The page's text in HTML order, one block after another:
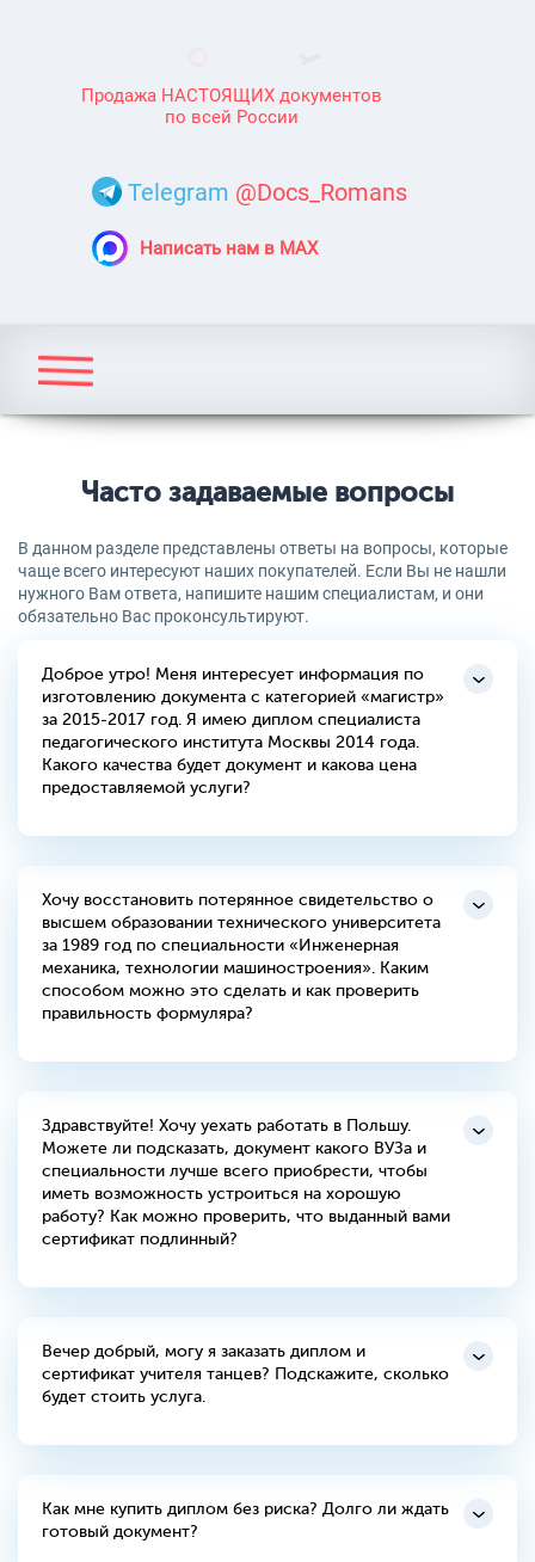
Продажа НАСТОЯЩИХ документов
по всей России
Telegram @Docs_Romans
Написать нам в MAX
Часто задаваемые вопросы
В данном разделе представлены ответы на вопросы, которые
чаще всего интересуют наших покупателей. Если Вы не нашли
нужного Вам ответа, напишите нашим специалистам, и они
обязательно Вас проконсультируют.
Доброе утро! Меня интересует информация по
изготовлению документа с категорией «магистр»
за 2015-2017 год. Я имею диплом специалиста
педагогического института Москвы 2014 года.
Какого качества будет документ и какова цена
предоставляемой услуги?
Хочу восстановить потерянное свидетельство о
высшем образовании технического университета
за 1989 год по специальности «Инженерная
механика, технологии машиностроения». Каким
способом можно это сделать и как проверить
правильность формуляра?
Здравствуйте! Хочу уехать работать в Польшу.
Можете ли подсказать, документ какого ВУЗа и
специальности лучше всего приобрести, чтобы
иметь возможность устроиться на хорошую
работу? Как можно проверить, что выданный вами
сертификат подлинный?
Вечер добрый, могу я заказать диплом и
сертификат учителя танцев? Подскажите, сколько
будет стоить услуга.
Как мне купить диплом без риска? Долго ли ждать
готовый документ?